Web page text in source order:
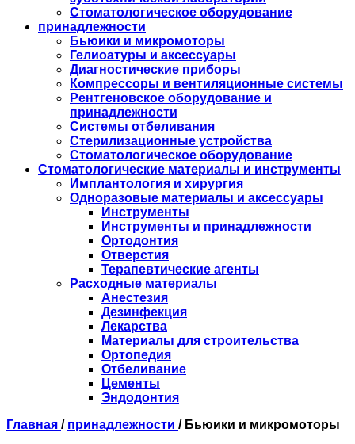
Стоматологическое оборудование
принадлежности
Бьюики и микромоторы
Гелиоатуры и аксессуары
Диагностические приборы
Компрессоры и вентиляционные системы
Рентгеновское оборудование и
принадлежности
Системы отбеливания
Стерилизационные устройства
Стоматологическое оборудование
Стоматологические материалы и инструменты
Имплантология и хирургия
Одноразовые материалы и аксессуары
Инструменты
Инструменты и принадлежности
Ортодонтия
Отверстия
Терапевтические агенты
Расходные материалы
Анестезия
Дезинфекция
Лекарства
Материалы для строительства
Ортопедия
Отбеливание
Цементы
Эндодонтия
Главная / принадлежности / Бьюики и микромоторы